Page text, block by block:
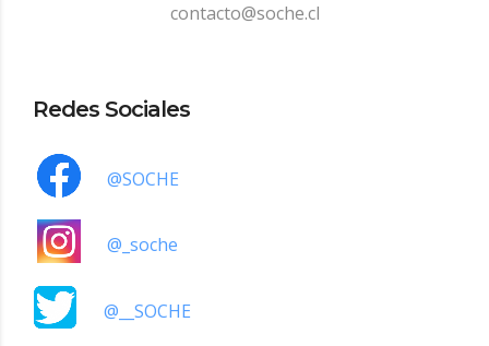
contacto@soche.cl
Redes Sociales
@SOCHE
@_soche
@__SOCHE